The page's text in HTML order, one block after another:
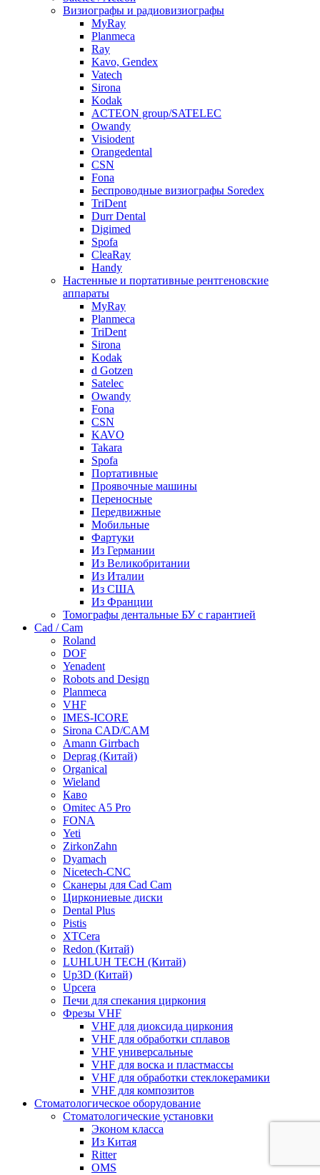
Визиографы и радиовизиографы
MyRay
Planmeca
Ray
Kavo, Gendex
Vatech
Sirona
Kodak
ACTEON group/SATELEC
Owandy
Visiodent
Orangedental
CSN
Fona
Беспроводные визиографы Soredex
TriDent
Durr Dental
Digimed
Spofa
CleaRay
Handy
Настенные и портативные рентгеновские
аппараты
MyRay
Planmeca
TriDent
Sirona
Kodak
d Gotzen
Satelec
Owandy
Fona
CSN
KAVO
Takara
Spofa
Портативные
Проявочные машины
Переносные
Передвижные
Мобильные
Фартуки
Из Германии
Из Великобритании
Из Италии
Из США
Из Франции
Томографы дентальные БУ с гарантией
Cad / Cam
Roland
DOF
Yenadent
Robots and Design
Planmeca
VHF
IMES-ICORE
Sirona CAD/CAM
Amann Girrbach
Deprag (Китай)
Organical
Wieland
Каво
Omitec A5 Pro
FONA
Yeti
ZirkonZahn
Dyamach
Nicetech-CNC
Сканеры для Cad Cam
Циркониевые диски
Dental Plus
Pistis
XTCera
Redon (Китай)
LUHLUH TECH (Китай)
Up3D (Китай)
Upcera
Печи для спекания циркония
Фрезы VHF
VHF для диоксида циркония
VHF для обработки сплавов
VHF универсальные
VHF для воска и пластмассы
VHF для обработки стеклокерамики
VHF для композитов
Стоматологическое оборудование
Стоматологические установки
Эконом класса
Из Китая
Ritter
OMS